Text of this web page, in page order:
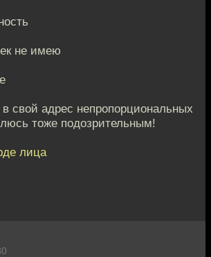
не имею
свой адрес непропорциональных
тоже подозрительным!
лица